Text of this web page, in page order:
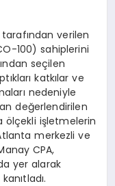
verilen
100) sahiplerini
seçilen
katkılar ve
nedeniyle
değerlendirilen
ölçekli işletmelerin
merkezli ve
CPA,
yer alarak